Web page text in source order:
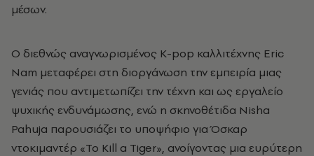
μέσων.
Ο διεθνώς αναγνωρισμένος K-pop καλλιτέχνης Eric
Nam μεταφέρει στη διοργάνωση την εμπειρία μιας
γενιάς που αντιμετωπίζει την τέχνη και ως εργαλείο
ψυχικής ενδυνάμωσης, ενώ η σκηνοθέτιδα Nisha
Pahuja παρουσιάζει το υποψήφιο για Όσκαρ
ντοκιμαντέρ «To Kill a Tiger», ανοίγοντας μια ευρύτερη